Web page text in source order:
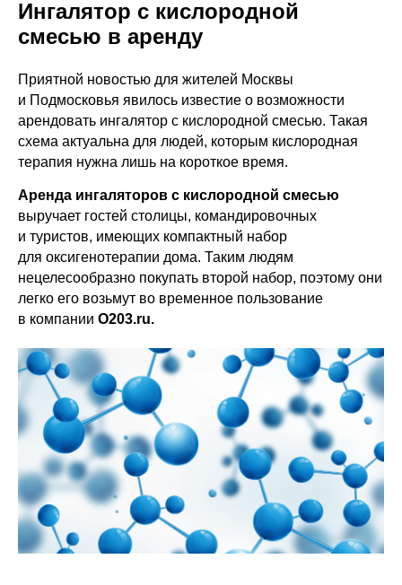
Ингалятор с кислородной
смесью в аренду
Приятной новостью для жителей Москвы
и Подмосковья явилось известие о возможности
арендовать ингалятор с кислородной смесью. Такая
схема актуальна для людей, которым кислородная
терапия нужна лишь на короткое время.
Аренда ингаляторов с кислородной смесью
выручает гостей столицы, командировочных
и туристов, имеющих компактный набор
для оксигенотерапии дома. Таким людям
нецелесообразно покупать второй набор, поэтому они
легко его возьмут во временное пользование
в компании О203.ru.